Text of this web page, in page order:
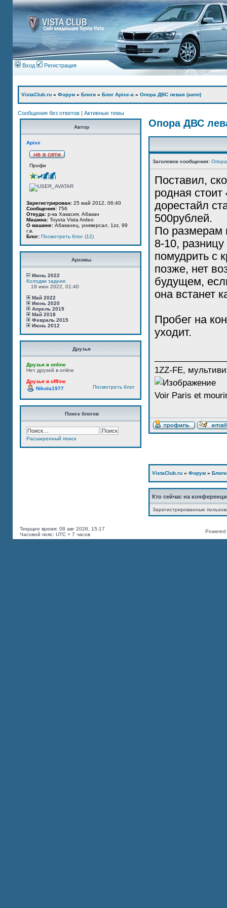
Вход Регистрация
VistaClub.ru » Форум » Блоги » Блог Apixe-а » Опора ДВС левая (акпп)
Сообщения без ответов | Активные темы
Автор
Apixe
Профи
Зарегистрирован: 25 май 2012, 06:40
Сообщения: 756
Откуда: р-ка Хакасия, Абакан
Машина: Toyota Vista Ardeo
О машине: Абаканец, универсал, 1zz, 99
г.в.
Блог: Посмотреть блог (12)
Архивы
Июнь 2022
Колодки задние
19 июн 2022, 01:40
Май 2022
Июнь 2020
Апрель 2019
Май 2018
Февраль 2015
Июнь 2012
Друзья
Друзья в online
Нет друзей в online
Друзья в offline
Посмотреть блог
Nikola1977
Поиск блогов
Расширенный поиск
Опора ДВС
Заголовок сообщения:
Поставил,
родная
дорестайл
500рублей.
По размерам
8-10,
помудрить с
позже, нет
будущем,
она встанет
Пробег на
уходит.
1ZZ-FE,
Voir Paris et
VistaClub.ru » Форум » Блоги
Кто сейчас на
Зарегистрированные
Текущее время: 08 авг 2026, 15:17
Часовой пояс: UTC + 7 часов